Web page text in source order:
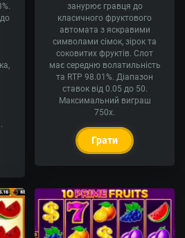
занурює гравця до
класичного фруктового
автомата з яскравими
символами сімок, зірок та
соковитих фруктів. Слот
має середню волатильність
та RTP 98.01%. Діапазон
ставок від 0.05 до 50.
Максимальний виграш
750x.
Грати